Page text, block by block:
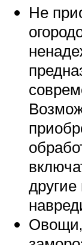
Не
Овощи,